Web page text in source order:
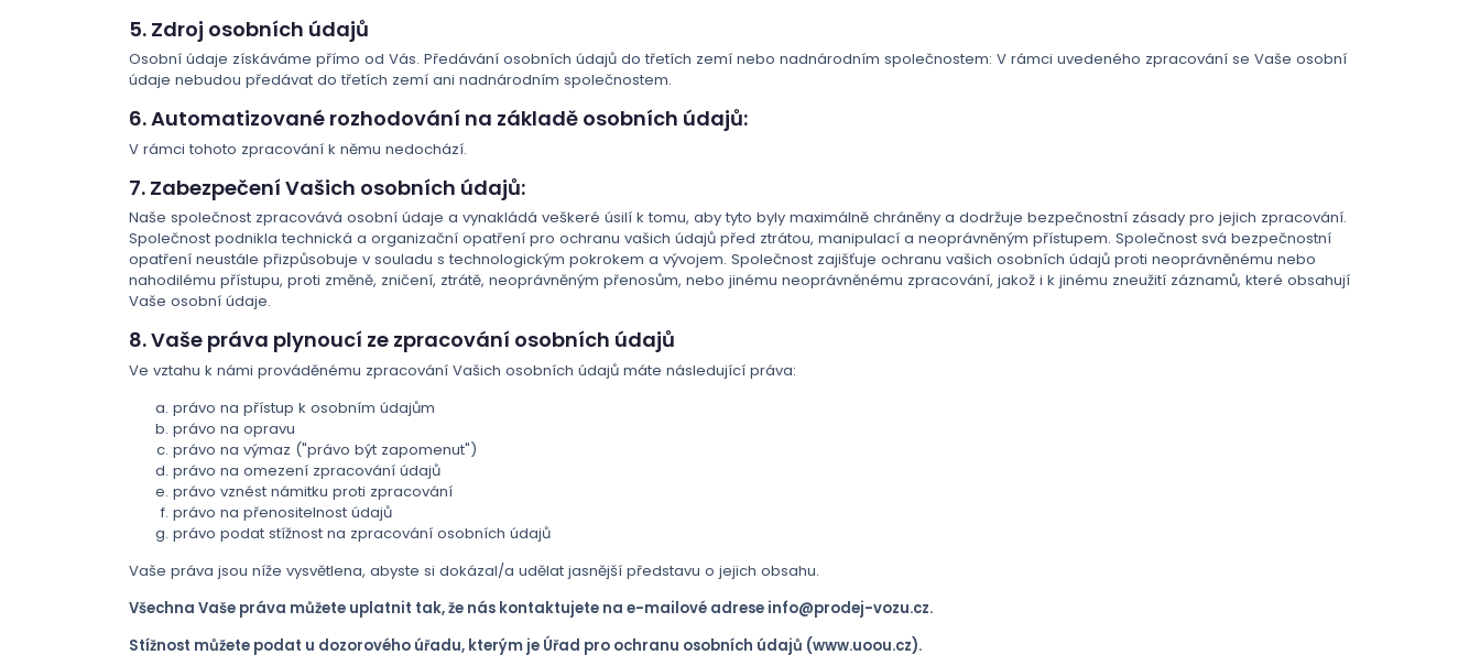
5. Zdroj osobních údajů
Osobní údaje získáváme přímo od Vás. Předávání osobních údajů do třetích zemí nebo nadnárodním společnostem: V rámci uvedeného zpracování se Vaše osobní
údaje nebudou předávat do třetích zemí ani nadnárodním společnostem.
6. Automatizované rozhodování na základě osobních údajů:
V rámci tohoto zpracování k němu nedochází.
7. Zabezpečení Vašich osobních údajů:
Naše společnost zpracovává osobní údaje a vynakládá veškeré úsilí k tomu, aby tyto byly maximálně chráněny a dodržuje bezpečnostní zásady pro jejich zpracování.
Společnost podnikla technická a organizační opatření pro ochranu vašich údajů před ztrátou, manipulací a neoprávněným přístupem. Společnost svá bezpečnostní
opatření neustále přizpůsobuje v souladu s technologickým pokrokem a vývojem. Společnost zajišťuje ochranu vašich osobních údajů proti neoprávněnému nebo
nahodilému přístupu, proti změně, zničení, ztrátě, neoprávněným přenosům, nebo jinému neoprávněnému zpracování, jakož i k jinému zneužití záznamů, které obsahují
Vaše osobní údaje.
8. Vaše práva plynoucí ze zpracování osobních údajů
Ve vztahu k námi prováděnému zpracování Vašich osobních údajů máte následující práva:
právo na přístup k osobním údajům
právo na opravu
právo na výmaz ("právo být zapomenut")
právo na omezení zpracování údajů
právo vznést námitku proti zpracování
právo na přenositelnost údajů
právo podat stížnost na zpracování osobních údajů
Vaše práva jsou níže vysvětlena, abyste si dokázal/a udělat jasnější představu o jejich obsahu.
Všechna Vaše práva můžete uplatnit tak, že nás kontaktujete na e-mailové adrese info@prodej-vozu.cz.
Stížnost můžete podat u dozorového úřadu, kterým je Úřad pro ochranu osobních údajů (www.uoou.cz).